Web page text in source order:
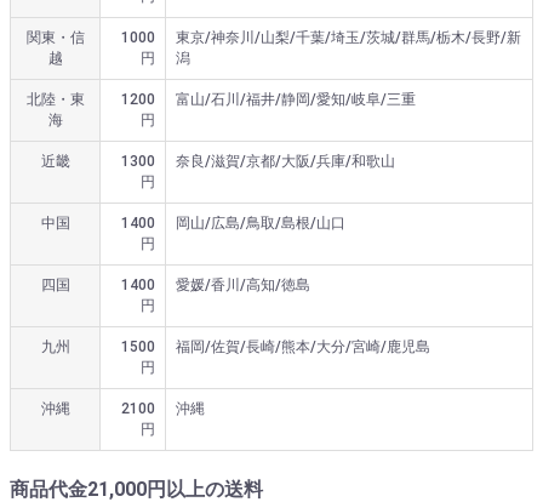
関東・信
越
1000
円
東京/神奈川/山梨/千葉/埼玉/茨城/群馬/栃木/長野/新
潟
北陸・東
海
1200
円
富山/石川/福井/静岡/愛知/岐阜/三重
近畿
1300
円
奈良/滋賀/京都/大阪/兵庫/和歌山
中国
1400
円
岡山/広島/鳥取/島根/山口
四国
1400
円
愛媛/香川/高知/徳島
九州
1500
円
福岡/佐賀/長崎/熊本/大分/宮崎/鹿児島
沖縄
2100
円
沖縄
商品代金21,000円以上の送料